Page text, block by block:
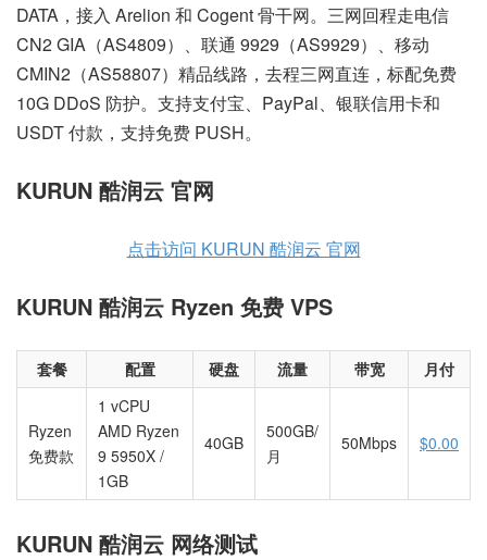
DATA，接入 Arelion 和 Cogent 骨干网。三网回程走电信
CN2 GIA（AS4809）、联通 9929（AS9929）、移动
CMIN2（AS58807）精品线路，去程三网直连，标配免费
10G DDoS 防护。支持支付宝、PayPal、银联信用卡和
USDT 付款，支持免费 PUSH。
KURUN 酷润云 官网
点击访问 KURUN 酷润云 官网
KURUN 酷润云 Ryzen 免费 VPS
套餐 配置 硬盘 流量 带宽 月付
Ryzen
免费款
1 vCPU
AMD Ryzen
9 5950X /
1GB
40GB
500GB/
月
50Mbps $0.00
KURUN 酷润云 网络测试